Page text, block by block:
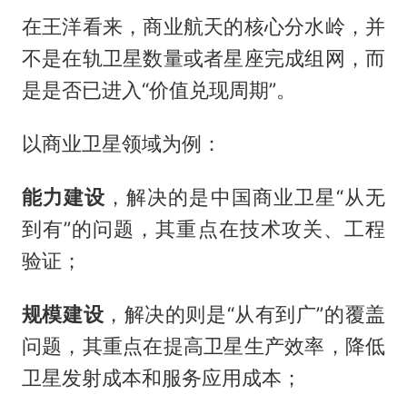
在王洋看来，商业航天的核心分水岭，并
不是在轨卫星数量或者星座完成组网，而
是是否已进入“价值兑现周期”。
以商业卫星领域为例：
能力建设 ，解决的是中国商业卫星“从无
到有”的问题，其重点在技术攻关、工程
验证；
规模建设 ，解决的则是“从有到广”的覆盖
问题，其重点在提高卫星生产效率，降低
卫星发射成本和服务应用成本；